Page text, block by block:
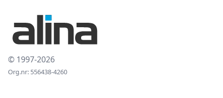
© 1997-2026
Org.nr: 556438-4260